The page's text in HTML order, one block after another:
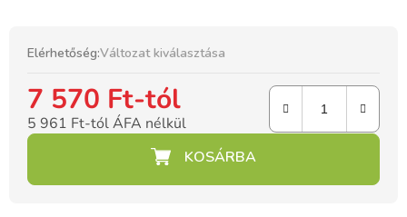
Elérhetőség:Változat kiválasztása
7 570 Ft-tól
5 961 Ft-tól ÁFA nélkül